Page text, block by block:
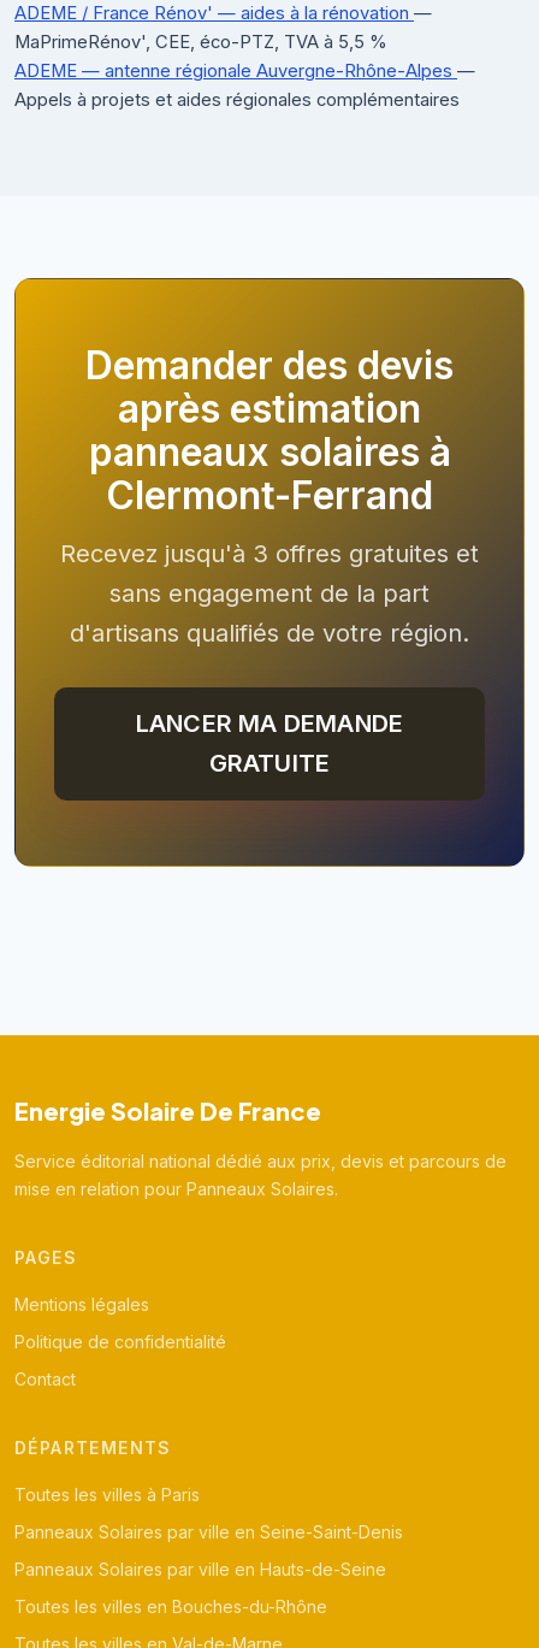
ADEME / France Rénov' — aides à la rénovation —
MaPrimeRénov', CEE, éco-PTZ, TVA à 5,5 %
ADEME — antenne régionale Auvergne-Rhône-Alpes —
Appels à projets et aides régionales complémentaires
Demander des devis
après estimation
panneaux solaires à
Clermont-Ferrand
Recevez jusqu'à 3 offres gratuites et
sans engagement de la part
d'artisans qualifiés de votre région.
LANCER MA DEMANDE
GRATUITE
Energie Solaire De France
Service éditorial national dédié aux prix, devis et parcours de
mise en relation pour Panneaux Solaires.
PAGES
Mentions légales
Politique de confidentialité
Contact
DÉPARTEMENTS
Toutes les villes à Paris
Panneaux Solaires par ville en Seine-Saint-Denis
Panneaux Solaires par ville en Hauts-de-Seine
Toutes les villes en Bouches-du-Rhône
Toutes les villes en Val-de-Marne